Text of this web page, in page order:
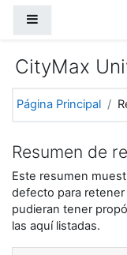
CityMax
Página Principal
Resumen de
Este resumen
defecto para
pudieran tener
las aquí listadas.